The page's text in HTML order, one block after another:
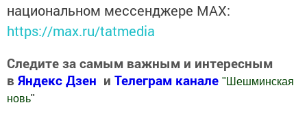
национальном мессенджере MАХ:
https://max.ru/tatmedia
Следите за самым важным и интересным
в Яндекс Дзен и Телеграм канале " Шешминская
новь"